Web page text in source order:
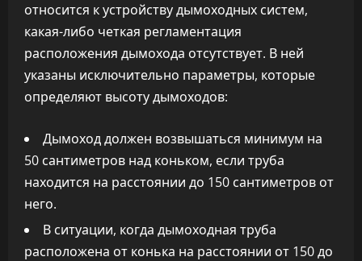
относится к устройству дымоходных систем,
какая-либо четкая регламентация
расположения дымохода отсутствует. В ней
указаны исключительно параметры, которые
определяют высоту дымоходов:
Дымоход должен возвышаться минимум на
50 сантиметров над коньком, если труба
находится на расстоянии до 150 сантиметров от
него.
В ситуации, когда дымоходная труба
расположена от конька на расстоянии от 150 до